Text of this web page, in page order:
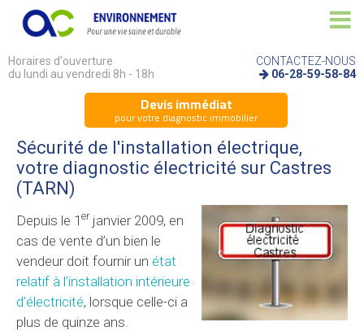
Horaires d'ouverture
du lundi au vendredi 8h - 18h
CONTACTEZ-NOUS
06-28-59-58-84
Devis immédiat
pour votre diagnostic immobilier
Sécurité de l'installation électrique,
votre diagnostic électricité sur Castres
(TARN)
Depuis le 1 erjanvier 2009, en
cas de vente d’un bien le
vendeur doit fournir un état
relatif à l’installation intérieure
d’électricité, lorsque celle-ci a
plus de quinze ans.